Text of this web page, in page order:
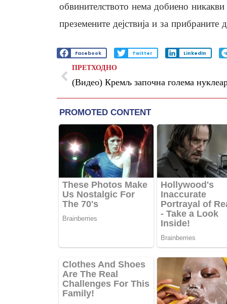
обвинителството нема добиено
преземените дејствија и за прибраните
Facebook Twitter LinkedIn
ПРЕТХОДНО